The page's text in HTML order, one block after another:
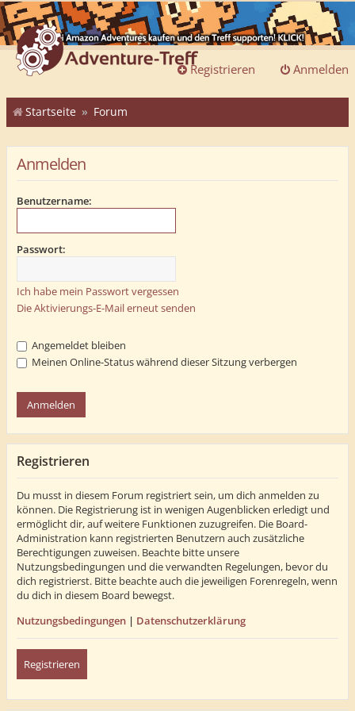
Anmelden
Registrieren
Startseite Forum
Anmelden
Benutzername:
Passwort:
Ich habe mein Passwort vergessen
Die Aktivierungs-E-Mail erneut senden
Angemeldet bleiben
Meinen Online-Status während dieser Sitzung verbergen
Registrieren
Du musst in diesem Forum registriert sein, um dich anmelden zu
können. Die Registrierung ist in wenigen Augenblicken erledigt und
ermöglicht dir, auf weitere Funktionen zuzugreifen. Die Board-
Administration kann registrierten Benutzern auch zusätzliche
Berechtigungen zuweisen. Beachte bitte unsere
Nutzungsbedingungen und die verwandten Regelungen, bevor du
dich registrierst. Bitte beachte auch die jeweiligen Forenregeln, wenn
du dich in diesem Board bewegst.
Nutzungsbedingungen | Datenschutzerklärung
Registrieren